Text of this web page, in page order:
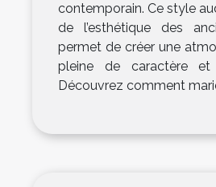
contemporain. Ce style
de l’esthétique des
permet de créer une
pleine de caractère et
Découvrez comment